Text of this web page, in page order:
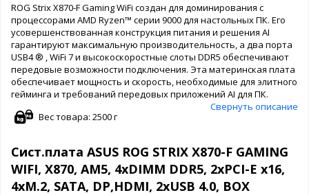
ROG Strix X870-F Gaming WiFi создан для доминирования с
процессорами AMD Ryzen™ серии 9000 для настольных ПК. Его
усовершенствованная конструкция питания и решения AI
гарантируют максимальную производительность, а два порта
USB4 ® , WiFi 7 и высокоскоростные слоты DDR5 обеспечивают
передовые возможности подключения. Эта материнская плата
обеспечивает мощность и скорость, необходимые для элитного
гейминга и требований передовых приложений AI для ПК.
Свернуть описание
Вес товара: 2500 г
Сист.плата ASUS ROG STRIX X870-F GAMING
WIFI, X870, AM5, 4xDIMM DDR5, 2xPCI-E x16,
4xM.2, SATA, DP,HDMI, 2xUSB 4.0, BOX